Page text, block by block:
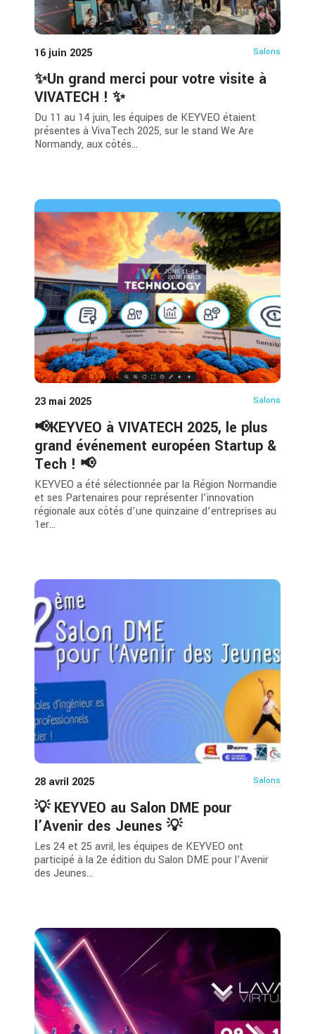
16 juin 2025 Salons
✨Un grand merci pour votre visite à
VIVATECH ! ✨
Du 11 au 14 juin, les équipes de KEYVEO étaient
présentes à VivaTech 2025, sur le stand We Are
Normandy, aux côtés...
23 mai 2025 Salons
📢KEYVEO à VIVATECH 2025, le plus
grand événement européen Startup &
Tech ! 📢
KEYVEO a été sélectionnée par la Région Normandie
et ses Partenaires pour représenter l’innovation
régionale aux côtés d’une quinzaine d’entreprises au
1er...
28 avril 2025 Salons
💡 KEYVEO au Salon DME pour
l’Avenir des Jeunes 💡
Les 24 et 25 avril, les équipes de KEYVEO ont
participé à la 2e édition du Salon DME pour l’Avenir
des Jeunes...